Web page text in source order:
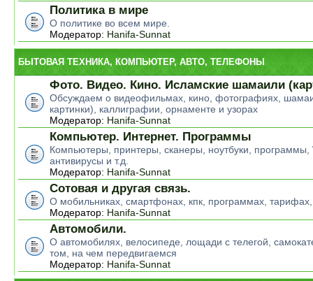
Политика в мире
О политике во всем мире.
Модератор: Hanifa-Sunnat
БЫТОВАЯ ТЕХНИКА, КОМПЬЮТЕР, АВТО, ТЕЛЕФОНЫ
Фото. Видео. Кино. Исламские шамаили
Обсуждаем о видеофильмах, кино, фотографиях,
картинки), каллиграфии, орнаменте и узорах
Модератор: Hanifa-Sunnat
Компьютер. Интернет. Программы
Компьютеры, принтеры, сканеры, ноутбуки, программы,
антивирусы и т.д.
Модератор: Hanifa-Sunnat
Сотовая и другая связь.
О мобильниках, смартфонах, кпк, программах, тарифах,
Модератор: Hanifa-Sunnat
Автомобили.
О автомобилях, велосипеде, лощади с телегой,
том, на чем передвигаемся
Модератор: Hanifa-Sunnat